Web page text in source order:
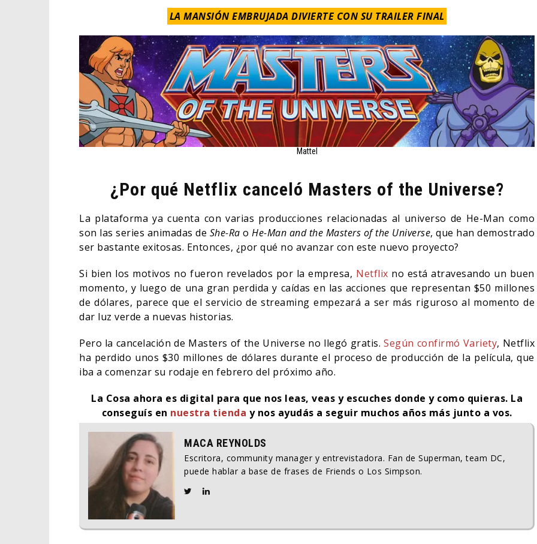
LA MANSIÓN EMBRUJADA DIVIERTE CON SU TRAILER FINAL
Mattel
¿Por qué Netflix canceló Masters of the Universe?
La plataforma ya cuenta con varias producciones relacionadas al universo de He-Man como
son las series animadas de She-Ra o He-Man and the Masters of the Universe, que han demostrado
ser bastante exitosas. Entonces, ¿por qué no avanzar con este nuevo proyecto?
Si bien los motivos no fueron revelados por la empresa, Netflix no está atravesando un buen
momento, y luego de una gran perdida y caídas en las acciones que representan $50 millones
de dólares, parece que el servicio de streaming empezará a ser más riguroso al momento de
dar luz verde a nuevas historias.
Pero la cancelación de Masters of the Universe no llegó gratis.Según confirmó Variety, Netflix
ha perdido unos $30 millones de dólares durante el proceso de producción de la película, que
iba a comenzar su rodaje en febrero del próximo año.
La Cosa ahora es digital para que nos leas, veas y escuches donde y como quieras. La
conseguís en nuestra tienda y nos ayudás a seguir muchos años más junto a vos.
MACA REYNOLDS
Escritora, community manager y entrevistadora. Fan de Superman, team DC,
puede hablar a base de frases de Friends o Los Simpson.